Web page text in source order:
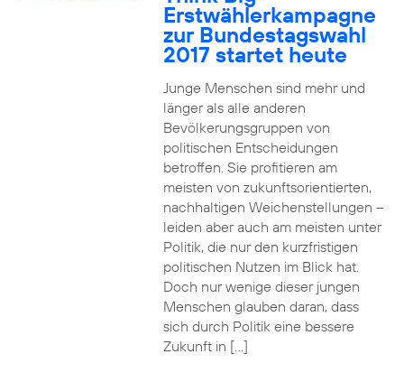
Erstwählerkampagne
zur Bundestagswahl
2017 startet heute
Junge Menschen sind mehr und
länger als alle anderen
Bevölkerungsgruppen von
politischen Entscheidungen
betroffen. Sie profitieren am
meisten von zukunftsorientierten,
nachhaltigen Weichenstellungen –
leiden aber auch am meisten unter
Politik, die nur den kurzfristigen
politischen Nutzen im Blick hat.
Doch nur wenige dieser jungen
Menschen glauben daran, dass
sich durch Politik eine bessere
Zukunft in […]